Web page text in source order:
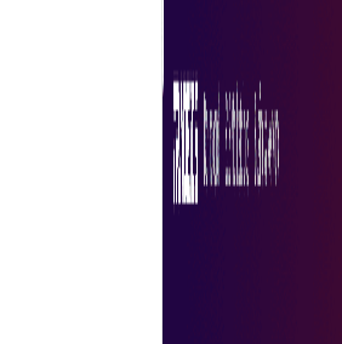
Marketplace menawarkan banyak
peningkatan aksesibilitas bagi
mendorong persaingan yang
harga yang lebih baik.
platform terpusat untuk beragam
sehingga menyederhanakan
Visibilitas dan jangkauan yang
bisnis terhubung dengan audiens
itu, alat bantu canggih
membuatnya lebih cepat dan lebih